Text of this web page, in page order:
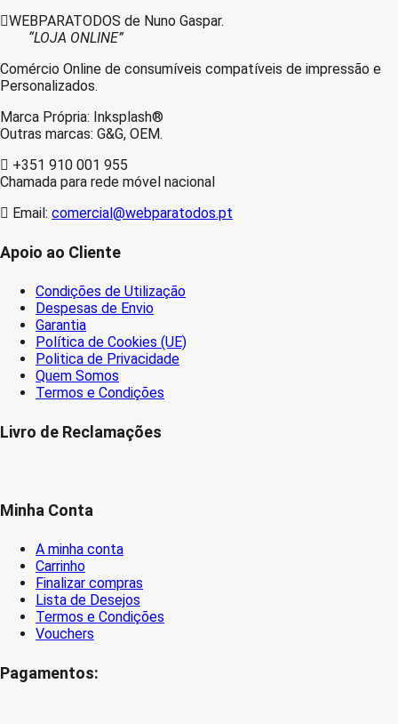
WEBPARATODOS de Nuno Gaspar.
“LOJA ONLINE”
Comércio Online de consumíveis compatíveis de impressão e
Personalizados.
Marca Própria: Inksplash®
Outras marcas: G&G, OEM.
+351 910 001 955
Chamada para rede móvel nacional
Email: comercial@webparatodos.pt
Apoio ao Cliente
Condições de Utilização
Despesas de Envio
Garantia
Política de Cookies (UE)
Politica de Privacidade
Quem Somos
Termos e Condições
Livro de Reclamações
Minha Conta
A minha conta
Carrinho
Finalizar compras
Lista de Desejos
Termos e Condições
Vouchers
Pagamentos: